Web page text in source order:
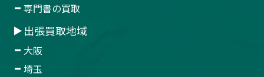
専門書の買取
出張買取地域
大阪
埼玉